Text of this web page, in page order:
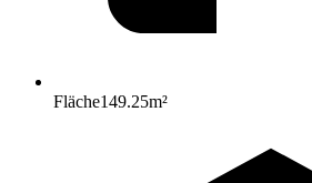
Fläche149.25m²